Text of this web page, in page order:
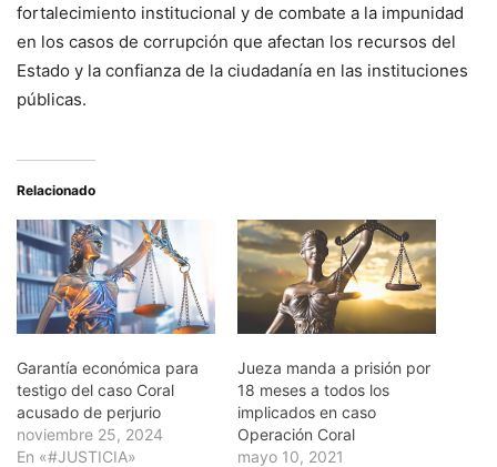
fortalecimiento institucional y de combate a la impunidad
en los casos de corrupción que afectan los recursos del
Estado y la confianza de la ciudadanía en las instituciones
públicas.
Relacionado
Garantía económica para
testigo del caso Coral
acusado de perjurio
noviembre 25, 2024
En «#JUSTICIA»
Jueza manda a prisión por
18 meses a todos los
implicados en caso
Operación Coral
mayo 10, 2021